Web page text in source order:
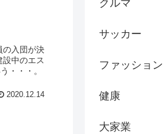
の入団が決
中のエス
・・・。
2020.12.14
クルマ
サッカー
ファッション
健康
大家業